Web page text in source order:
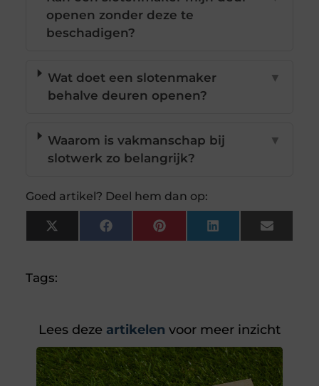
openen zonder deze te
beschadigen?
Wat doet een slotenmaker
behalve deuren openen?
▼
Waarom is vakmanschap bij
slotwerk zo belangrijk?
▼
Goed artikel? Deel hem dan op:
X
(Twitter)
FacebookPinterestLinkedInEmail
Tags:
Lees deze artikelen voor meer inzicht